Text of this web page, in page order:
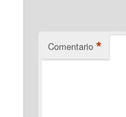
Comentario *